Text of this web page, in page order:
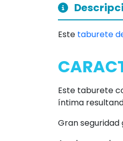
Este taburete
Este taburete
íntima
Gran seguridad